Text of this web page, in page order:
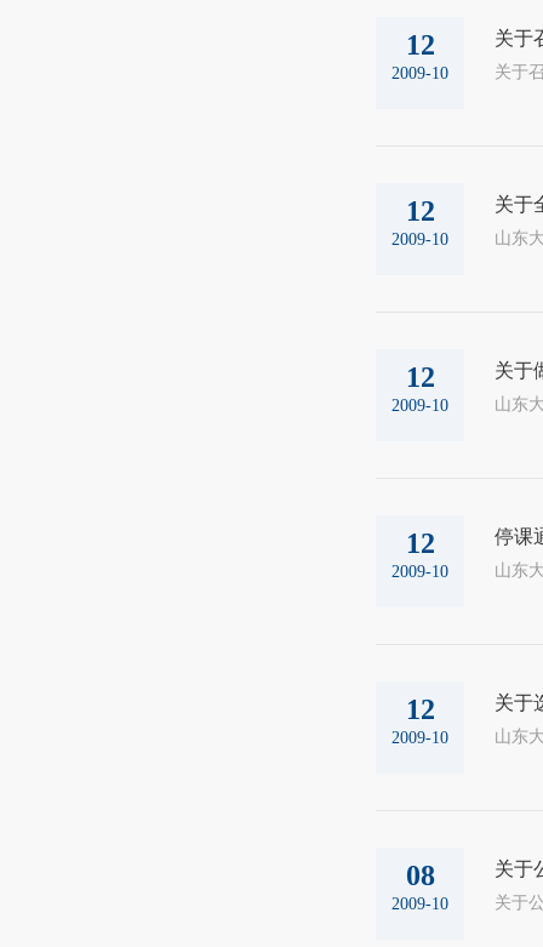
12
2009-10
关于
12
2009-10
关于
山东
12
2009-10
关于
山东
12
2009-10
停课
山东
12
2009-10
关于
山东
08
2009-10
关于